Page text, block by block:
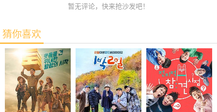
暂无评论，快来抢沙发吧！
猜你喜欢